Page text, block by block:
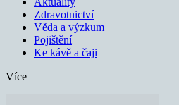
Zdravotnictví
Věda a výzkum
Pojištění
Ke kávě a čaji
Více